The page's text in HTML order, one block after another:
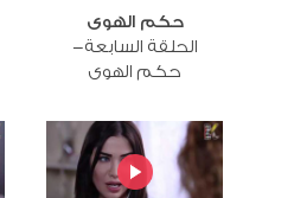
حكم الهوى
الحلقة السابعة-
حكم الهوى